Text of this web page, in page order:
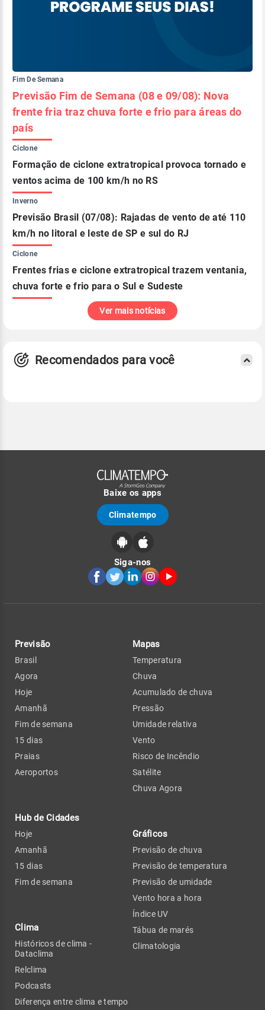
Fim De Semana
Previsão Fim de Semana (08 e 09/08): Nova
frente fria traz chuva forte e frio para áreas do
país
Ciclone
Formação de ciclone extratropical provoca tornado e
ventos acima de 100 km/h no RS
Inverno
Previsão Brasil (07/08): Rajadas de vento de até 110
km/h no litoral e leste de SP e sul do RJ
Ciclone
Frentes frias e ciclone extratropical trazem ventania,
chuva forte e frio para o Sul e Sudeste
Ver mais notícias
Recomendados para você
Baixe os apps
Climatempo
Siga-nos
Previsão
Brasil
Agora
Hoje
Amanhã
Fim de semana
15 dias
Praias
Aeroportos
Hub de Cidades
Hoje
Amanhã
15 dias
Fim de semana
Clima
Históricos de clima -
Dataclima
Relclima
Podcasts
Diferença entre clima e tempo
Mapas
Temperatura
Chuva
Acumulado de chuva
Pressão
Umidade relativa
Vento
Risco de Incêndio
Satélite
Chuva Agora
Gráficos
Previsão de chuva
Previsão de temperatura
Previsão de umidade
Vento hora a hora
Índice UV
Tábua de marés
Climatologia